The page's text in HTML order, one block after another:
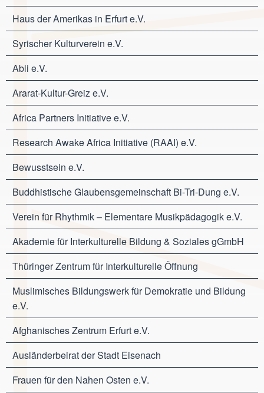
Haus der Amerikas in Erfurt e.V.
Syrischer Kulturverein e.V.
Abli e.V.
Ararat-Kultur-Greiz e.V.
Africa Partners Initiative e.V.
Research Awake Africa Initiative (RAAI) e.V.
Bewusstsein e.V.
Buddhistische Glaubensgemeinschaft Bi-Tri-Dung e.V.
Verein für Rhythmik – Elementare Musikpädagogik e.V.
Akademie für Interkulturelle Bildung & Soziales gGmbH
Thüringer Zentrum für Interkulturelle Öffnung
Muslimisches Bildungswerk für Demokratie und Bildung
e.V.
Afghanisches Zentrum Erfurt e.V.
Ausländerbeirat der Stadt Eisenach
Frauen für den Nahen Osten e.V.